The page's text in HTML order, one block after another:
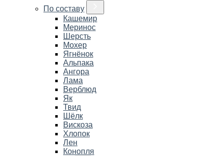
По составу
Кашемир
Меринос
Шерсть
Мохер
Ягнёнок
Альпака
Ангора
Лама
Верблюд
Як
Твид
Шёлк
Вискоза
Хлопок
Лен
Конопля